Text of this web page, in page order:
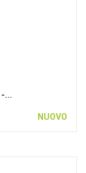
...
NUOVO